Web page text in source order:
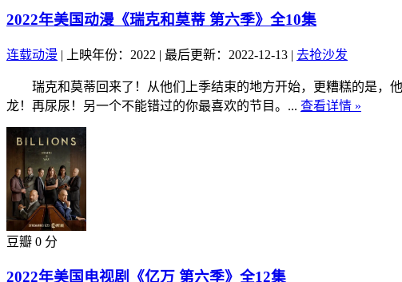
2022年美国动漫《瑞克和莫蒂 第六季》全10集
连载动漫 | 上映年份：2022 | 最后更新：2022-12-13 | 去抢沙发
瑞克和莫蒂回来了！从他们上季结束的地方开始，更糟糕的是，
龙！再尿尿！另一个不能错过的你最喜欢的节目。... 查看详情 »
豆瓣 0 分
2022年美国电视剧《亿万 第六季》全12集